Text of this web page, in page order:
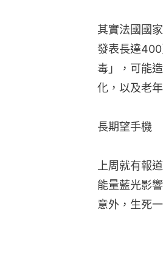
其實法國國
發表長達
毒」，可能
化，以及老
長期望手機
上周就有報
能量藍光影
意外，生死